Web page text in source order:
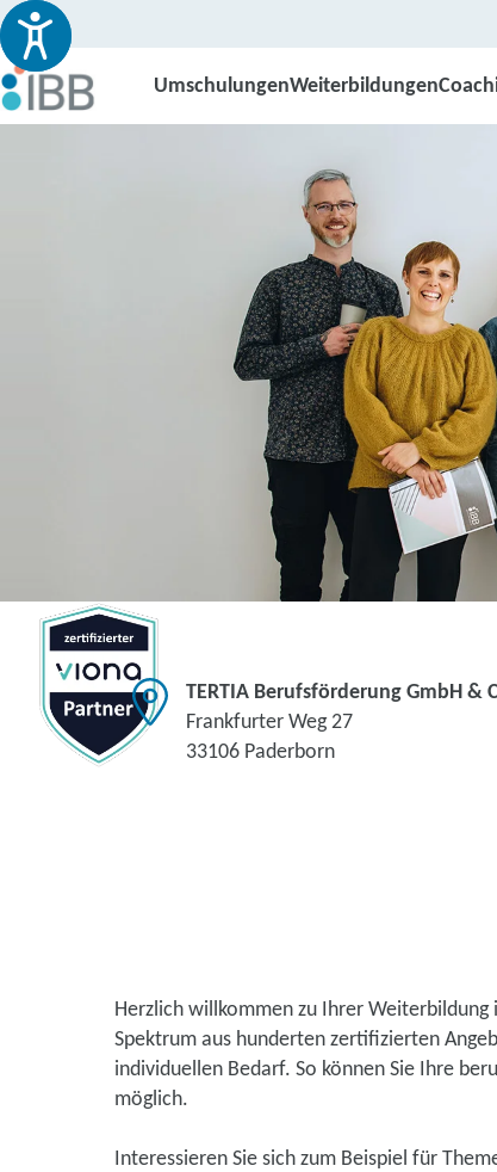
UmschulungenWeiterbildungen
TERTIA Berufsförderung GmbH &
Frankfurter Weg 27
33106 Paderborn
Herzlich willkommen zu Ihrer Weiterbildung
Spektrum aus hunderten zertifizierten
individuellen Bedarf. So können Sie Ihre
möglich.
Interessieren Sie sich zum Beispiel für